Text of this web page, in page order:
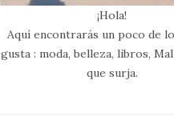
¡Hola!
Aquí encontrarás un poco de
gusta : moda, belleza, libros,
que surja.